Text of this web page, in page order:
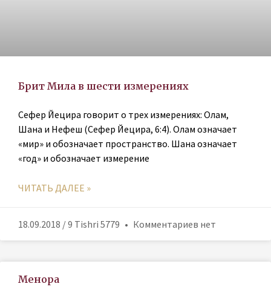
Брит Мила в шести измерениях
Сефер Йецира говорит о трех измерениях: Олам,
Шана и Нефеш (Сефер Йецира, 6:4). Олам означает
«мир» и обозначает пространство. Шана означает
«год» и обозначает измерение
ЧИТАТЬ ДАЛЕЕ »
18.09.2018 / 9 Tishri 5779 Комментариев нет
Менора